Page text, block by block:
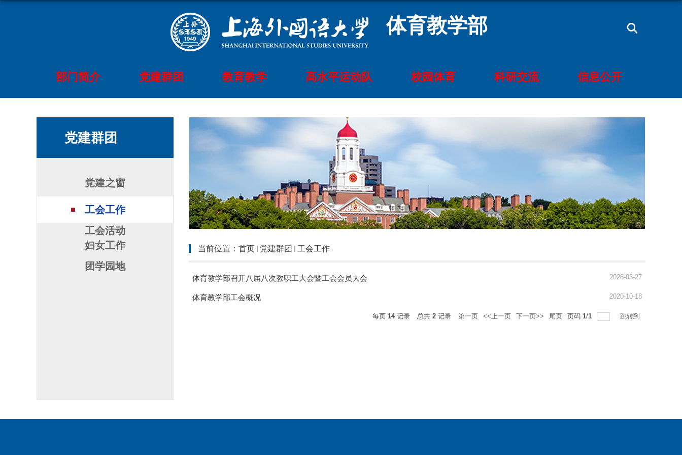
体育教学部
部门简介 党建群团 教育教学 高水平运动队 校园体育 科研交流 信息公开
党建群团
党建之窗
工会工作
工会活动
妇女工作
团学园地
当前位置： 首页 党建群团 工会工作
体育教学部召开八届八次教职工大会暨工会会员大会 2026-03-27
体育教学部工会概况 2020-10-18
每页 14记录 总共 2 记录 第一页 <<上一页 下一页>> 尾页 页码 1/1 跳转到